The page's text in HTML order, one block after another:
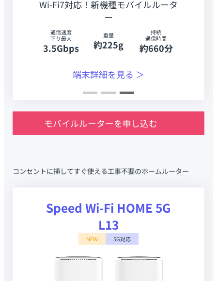
Wi-Fi7対応！新機種モバイルルータ
ー
通信速度
下り最大
3.5Gbps
重量
約225g
持続
通信時間
約660分
端末詳細を見る ＞
モバイルルーターを申し込む
コンセントに挿してすぐ使える工事不要のホームルーター
Speed Wi-Fi HOME 5G
L13
NEW 5G対応